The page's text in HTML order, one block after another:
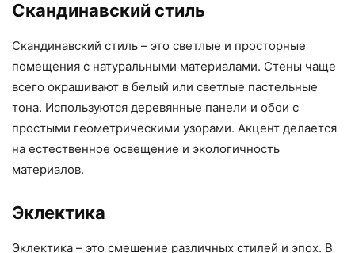
Скандинавский стиль
Скандинавский стиль – это светлые и просторные
помещения с натуральными материалами. Стены чаще
всего окрашивают в белый или светлые пастельные
тона. Используются деревянные панели и обои с
простыми геометрическими узорами. Акцент делается
на естественное освещение и экологичность
материалов.
Эклектика
Эклектика – это смешение различных стилей и эпох. В